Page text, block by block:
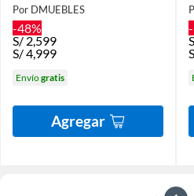
Por DMUEBLES
-48%
S/2,599
S/4,999
Envíogratis
Agregar